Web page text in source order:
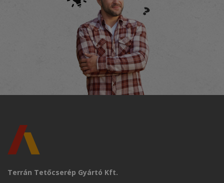
Terrán Tetőcserép Gyártó Kft.